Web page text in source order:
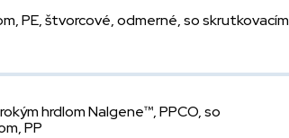
PE, štvorcové, odmerné, so skrutkovacím
hrdlom Nalgene™, PPCO, so
PP